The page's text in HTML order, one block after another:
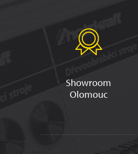
Showroom
Olomouc